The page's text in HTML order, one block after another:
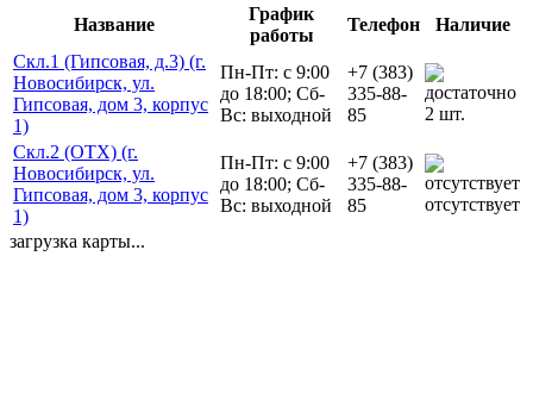
Название
График
работы
Телефон
Наличие
Скл.1 (Гипсовая, д.3) (г.
Новосибирск, ул.
Гипсовая, дом 3, корпус
1)
Пн-Пт: с 9:00
до 18:00; Сб-
Вс: выходной
+7 (383)
335-88-
85
2 шт.
Скл.2 (ОТХ) (г.
Новосибирск, ул.
Гипсовая, дом 3, корпус
1)
Пн-Пт: с 9:00
до 18:00; Сб-
Вс: выходной
+7 (383)
335-88-
85
отсутствует
загрузка карты...